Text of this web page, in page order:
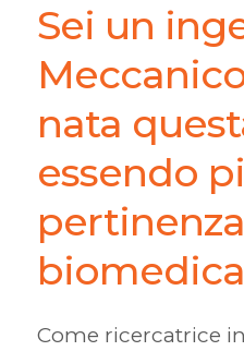
Sei un
nata
essendo
pertinenza
biomedica
Come ricercatrice